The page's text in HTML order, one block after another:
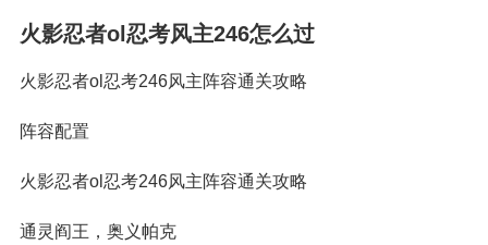
火影忍者ol忍考风主246怎么过
火影忍者ol忍考246风主阵容通关攻略
阵容配置
火影忍者ol忍考246风主阵容通关攻略
通灵阎王，奥义帕克